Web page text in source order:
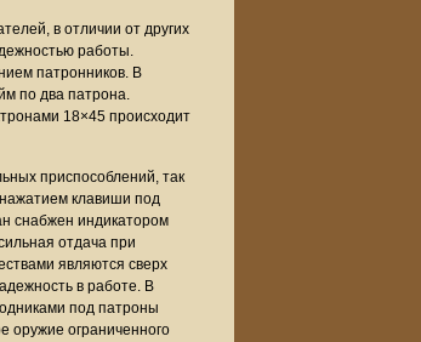
в отличии от других
работы.
патронников. В
по два патрона.
18×45 происходит
приспособлений, так
клавиши под
снабжен индикатором
отдача при
являются сверх
в работе. В
под патроны
оружие ограниченного